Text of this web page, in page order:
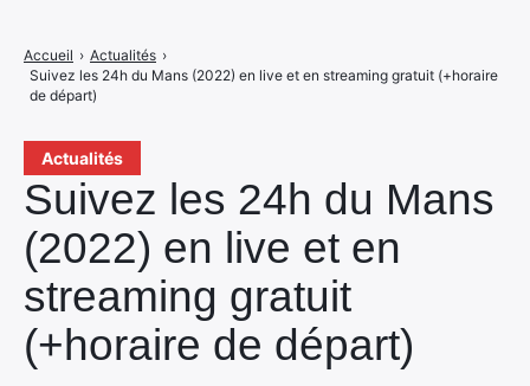
Actualités
Suivez les 24h du Mans
(2022) en live et en
streaming gratuit
(+horaire de départ)
Accueil › Actualités ›
Suivez les 24h du Mans (2022) en live et en streaming gratuit (+horaire
de départ)